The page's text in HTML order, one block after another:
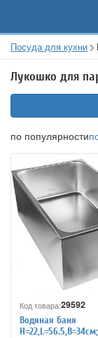
Посуда для кухни
Лукошко для
по популярности
Код товара:29592
Водяная баня